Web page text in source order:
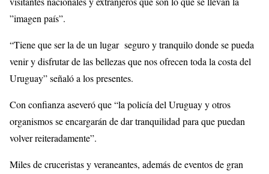
”imagen país”.
“Tiene que ser la de un lugar seguro y tranquilo donde se pueda
venir y disfrutar de las bellezas que nos ofrecen toda la costa del
Uruguay” señaló a los presentes.
Con confianza aseveró que “la policía del Uruguay y otros
organismos se encargarán de dar tranquilidad para que puedan
volver reiteradamente”.
Miles de cruceristas y veraneantes, además de eventos de gran